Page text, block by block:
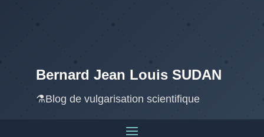
Bernard Jean Louis SUDAN
⚗️Blog de vulgarisation scientifique